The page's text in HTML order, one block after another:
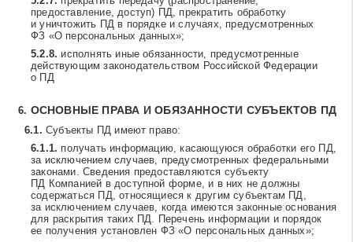
предоставление, доступ) ПД, прекратить обработку
и уничтожить ПД в порядке и случаях, предусмотренных
ФЗ «О персональных данных»;
исполнять иные обязанности, предусмотренные
действующим законодательством Российской Федерации
о ПД
ОСНОВНЫЕ ПРАВА И ОБЯЗАННОСТИ СУБЪЕКТОВ ПД
Субъекты ПД имеют право:
получать информацию, касающуюся обработки его ПД,
за исключением случаев, предусмотренных федеральными
законами. Сведения предоставляются субъекту
ПД Компанией в доступной форме, и в них не должны
содержаться ПД, относящиеся к другим субъектам ПД,
за исключением случаев, когда имеются законные основания
для раскрытия таких ПД. Перечень информации и порядок
ее получения установлен ФЗ «О персональных данных»;